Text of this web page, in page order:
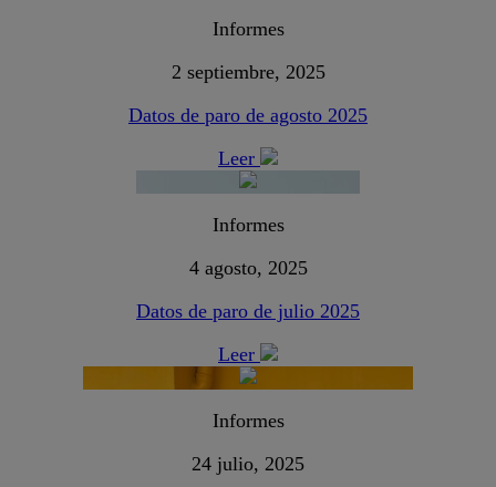
Informes
2 septiembre, 2025
Datos de paro de agosto 2025
Leer
Informes
4 agosto, 2025
Datos de paro de julio 2025
Leer
Informes
24 julio, 2025